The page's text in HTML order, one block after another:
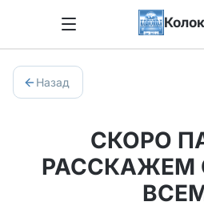
Назад
СКОРО
РАССКАЖЕМ